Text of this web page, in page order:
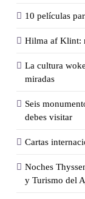
10 películas
Hilma af Klint:
La cultura
miradas
Seis
debes visitar
Cartas
Noches
y Turismo del